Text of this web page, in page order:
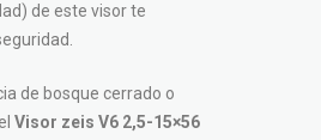
de este visor te
de bosque cerrado o
Visor zeis V6 2,5-15×56